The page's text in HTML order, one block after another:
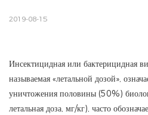
2019-08-15
Инсектицидная или бактерицидная
называемая «летальной дозой»,
уничтожения половины (50%)
летальная доза, мг/кг), часто